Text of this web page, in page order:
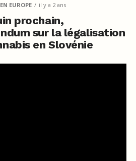
EUROPE il y a 2 ans
prochain,
sur la légalisation
en Slovénie